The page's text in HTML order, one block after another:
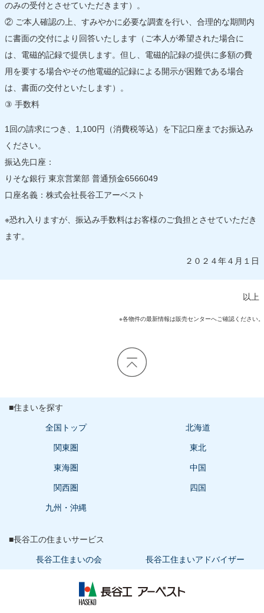
のみの受付とさせていただきます）。
② ご本人確認の上、すみやかに必要な調査を行い、合理的な期間内
に書面の交付により回答いたします（ご本人が希望された場合に
は、電磁的記録で提供します。但し、電磁的記録の提供に多額の費
用を要する場合やその他電磁的記録による開示が困難である場合
は、書面の交付といたします）。
③ 手数料
1回の請求につき、1,100円（消費税等込）を下記口座までお振込み
ください。
振込先口座：
りそな銀行 東京営業部 普通預金6566049
口座名義：株式会社長谷工アーベスト
※恐れ入りますが、振込み手数料はお客様のご負担とさせていただき
ます。
２０２４年４月１日
以上
※各物件の最新情報は販売センターへご確認ください。
■住まいを探す
全国トップ 北海道
関東圏 東北
東海圏 中国
関西圏 四国
九州・沖縄
■長谷工の住まいサービス
長谷工住まいの会 長谷工住まいアドバイザー